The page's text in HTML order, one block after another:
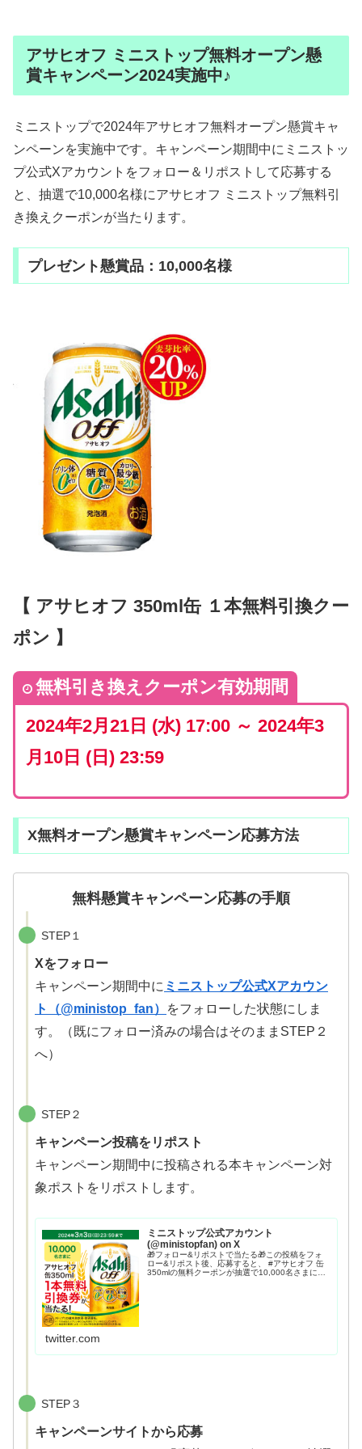
アサヒオフ ミニストップ無料オープン懸
賞キャンペーン2024実施中♪
ミニストップで2024年アサヒオフ無料オープン懸賞キャ
ンペーンを実施中です。キャンペーン期間中にミニストッ
プ公式Xアカウントをフォロー＆リポストして応募する
と、抽選で10,000名様にアサヒオフ ミニストップ無料引
き換えクーポンが当たります。
プレゼント懸賞品：10,000名様
【 アサヒオフ 350ml缶 １本無料引換クー
ポン 】
無料引き換えクーポン有効期間
2024年2月21日 (水) 17:00 ～ 2024年3
月10日 (日) 23:59
X無料オープン懸賞キャンペーン応募方法
無料懸賞キャンペーン応募の手順
STEP１
Xをフォロー
キャンペーン期間中に ミニストップ公式Xアカウン
ト（@ministop_fan）
をフォローした状態にしま
す。（既にフォロー済みの場合はそのままSTEP２
へ）
STEP２
キャンペーン投稿をリポスト
キャンペーン期間中に投稿される本キャンペーン対
象ポストをリポストします。
ミニストップ公式アカウント
(@ministopfan) on X
🎁フォロー&リポストで当たる🎁この投稿をフォ
ロー&リポスト後、応募すると、 #アサヒオフ 缶
350mlの無料クーポンが抽選で10,000名さまに当
twitter.com
STEP３
キャンペーンサイトから応募